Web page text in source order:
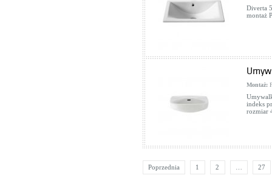
Diverta
montaż
Montaż:
indeks
rozmiar
Poprzednia 1 2 27